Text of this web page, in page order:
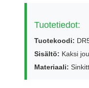
Tuotetiedot:
Tuotekoodi:
Sisältö: Kaksi
Materiaali: